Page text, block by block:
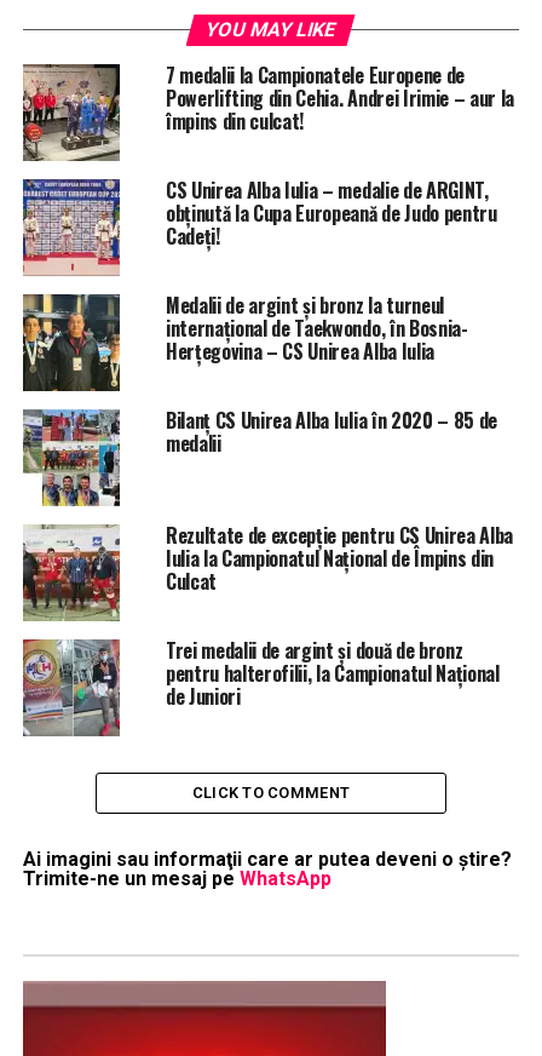
YOU MAY LIKE
7 medalii la Campionatele Europene de
Powerlifting din Cehia. Andrei Irimie – aur la
împins din culcat!
CS Unirea Alba Iulia – medalie de ARGINT,
obținută la Cupa Europeană de Judo pentru
Cadeți!
Medalii de argint și bronz la turneul
internațional de Taekwondo, în Bosnia-
Herțegovina – CS Unirea Alba Iulia
Bilanț CS Unirea Alba Iulia în 2020 – 85 de
medalii
Rezultate de excepție pentru CS Unirea Alba
Iulia la Campionatul Național de Împins din
Culcat
Trei medalii de argint și două de bronz
pentru halterofilii, la Campionatul Național
de Juniori
CLICK TO COMMENT
Ai imagini sau informaţii care ar putea deveni o ştire?
Trimite-ne un mesaj pe WhatsApp